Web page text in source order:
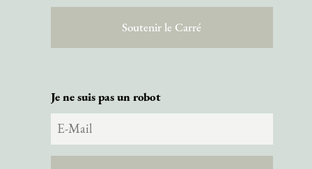
Soutenir le Carré
Je ne suis pas un robot